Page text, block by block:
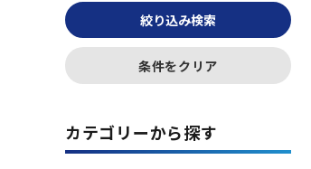
絞り込み検索
条件をクリア
カテゴリーから探す